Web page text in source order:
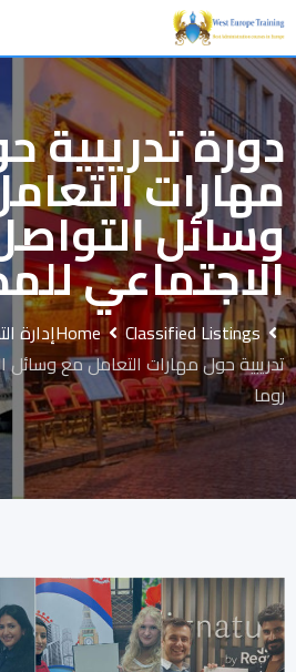
Skip
to
content
دورة تدريبية
مهارات
وسائل
الاجتماعي
Home Classified Listings إدارة
تدريبية حول مهارات التعامل مع وسائل
روما